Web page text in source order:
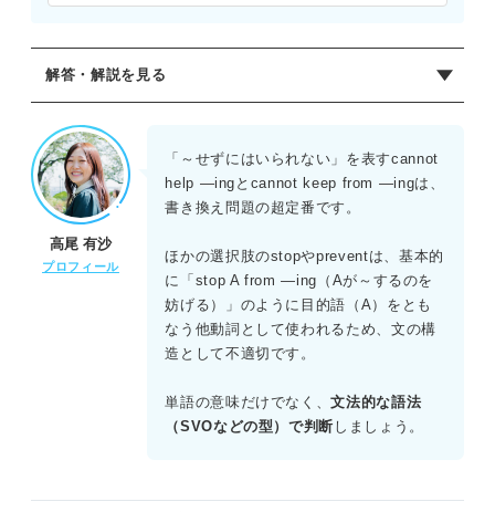
解答・解説を見る
正解：B
「cannot help ――ing」は「――せずにはいられない」と
いう慣用表現である。これと書き換えが可能な表現として
「cannot keep from ――ing」がある。注意が必要なの
は、AやCなどの動詞も「控える」「やめる」といった意味
を持つが、「cannot ―― from ――ing」の形で「――せず
にはいられない」という強い衝動の抑制不可を自然に表す
高尾 有沙
プロフィール
「～せずにはいられない」を表すcannot
help ―ingとcannot keep from ―ingは、
書き換え問題の超定番です。
ほかの選択肢のstopやpreventは、基本的
に「stop A from ―ing（Aが～するのを
妨げる）」のように目的語（A）をとも
なう他動詞として使われるため、文の構
造として不適切です。
単語の意味だけでなく、文法的な語法
（SVOなどの型）で判断 しましょう。